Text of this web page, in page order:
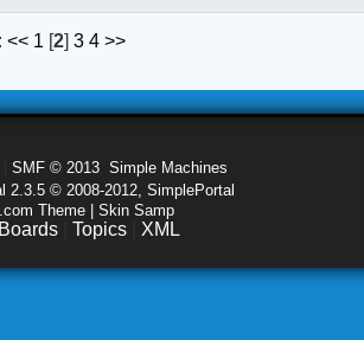
<< 1 [2] 3 4 >>
SMF © 2013 Simple Machines
2.3.5 © 2008-2012, SimplePortal
Theme | Skin Samp
Boards Topics XML